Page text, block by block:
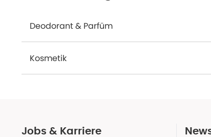
Deodorant & Parfüm
Kosmetik
Jobs & Karriere